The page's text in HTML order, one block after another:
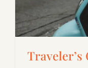
Traveler’s